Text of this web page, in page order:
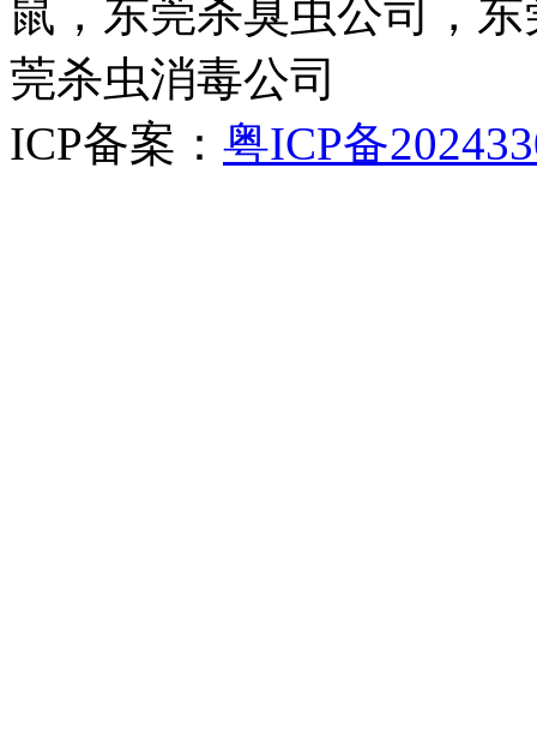
鼠，东莞杀臭虫公司，
莞杀虫消毒公司
ICP备案： 粤ICP备